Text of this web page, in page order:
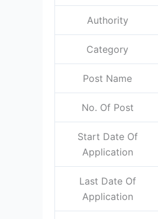
Authority
Category
Post Name
No. Of Post
Start Date Of
Application
Last Date Of
Application